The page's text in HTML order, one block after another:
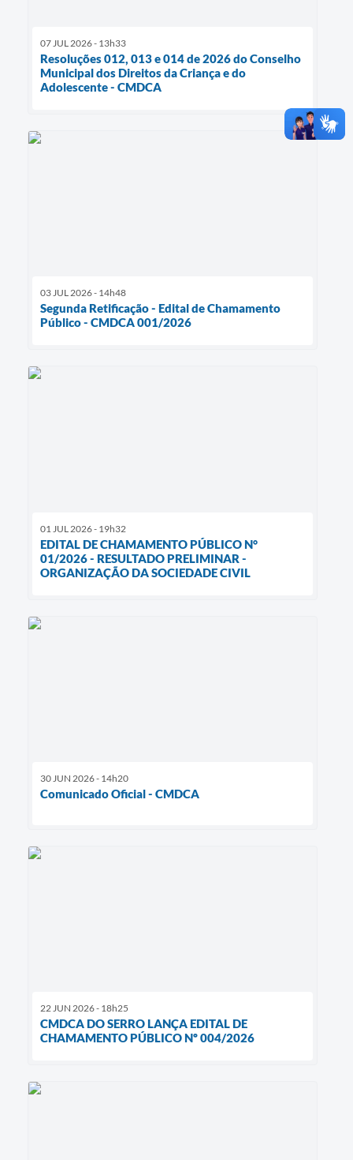
07 JUL 2026 - 13h33
Resoluções 012, 013 e 014 de 2026 do Conselho
Municipal dos Direitos da Criança e do
Adolescente - CMDCA
03 JUL 2026 - 14h48
Segunda Retificação - Edital de Chamamento
Público - CMDCA 001/2026
01 JUL 2026 - 19h32
EDITAL DE CHAMAMENTO PÚBLICO N°
01/2026 - RESULTADO PRELIMINAR -
ORGANIZAÇÃO DA SOCIEDADE CIVIL
30 JUN 2026 - 14h20
Comunicado Oficial - CMDCA
22 JUN 2026 - 18h25
CMDCA DO SERRO LANÇA EDITAL DE
CHAMAMENTO PÚBLICO Nº 004/2026